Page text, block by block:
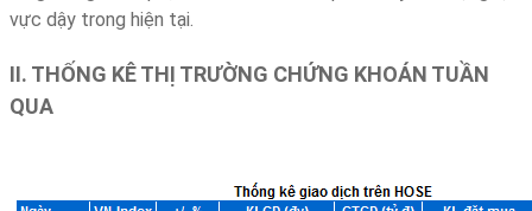
vực dậy trong hiện tại.
II. THỐNG KÊ THỊ TRƯỜNG CHỨNG KHOÁN TUẦN
QUA